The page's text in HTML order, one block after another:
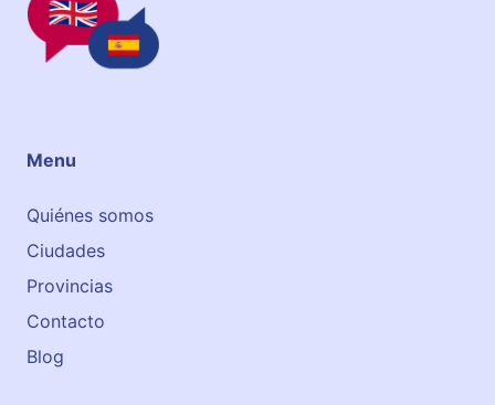
Menu
Quiénes somos
Ciudades
Provincias
Contacto
Blog